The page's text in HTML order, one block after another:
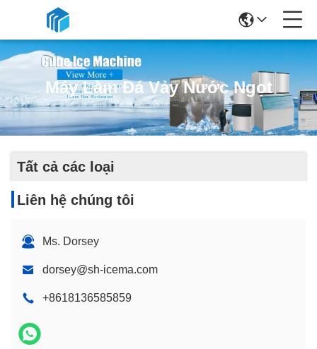
Máy Làm Đá Vảy Nước Ngọt
Tất cả các loại
Liên hệ chúng tôi
Ms. Dorsey
dorsey@sh-icema.com
+8618136585859